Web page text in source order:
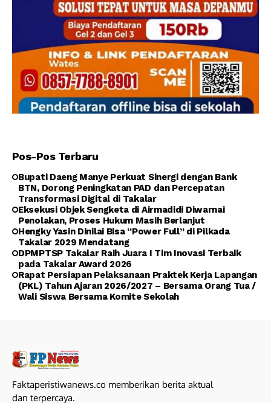
Pos-Pos Terbaru
Bupati Daeng Manye Perkuat Sinergi dengan Bank
BTN, Dorong Peningkatan PAD dan Percepatan
Transformasi Digital di Takalar
Eksekusi Objek Sengketa di Airmadidi Diwarnai
Penolakan, Proses Hukum Masih Berlanjut
Hengky Yasin Dinilai Bisa “Power Full” di Pilkada
Takalar 2029 Mendatang
DPMPTSP Takalar Raih Juara I Tim Inovasi Terbaik
pada Takalar Award 2026
Rapat Persiapan Pelaksanaan Praktek Kerja Lapangan
(PKL) Tahun Ajaran 2026/2027 – Bersama Orang Tua /
Wali Siswa Bersama Komite Sekolah
Faktaperistiwanews.co memberikan berita aktual
dan terpercaya.